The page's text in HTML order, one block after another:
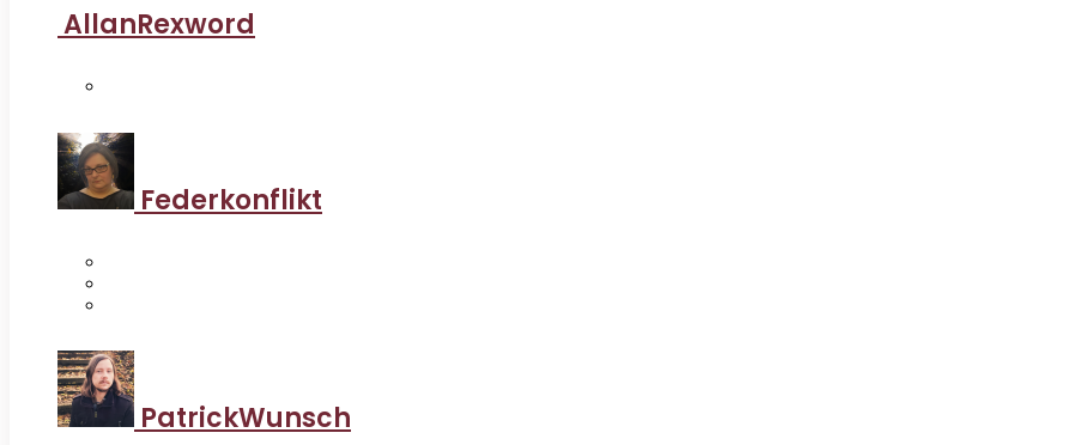
AllanRexword
Federkonflikt
PatrickWunsch